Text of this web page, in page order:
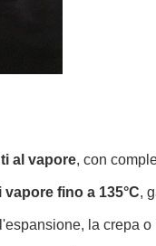
al vapore, con
fino a 135°C,
la crepa o